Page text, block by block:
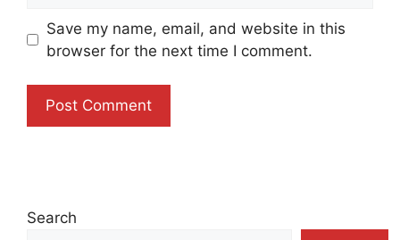
Save my name, email, and website in this
browser for the next time I comment.
Search